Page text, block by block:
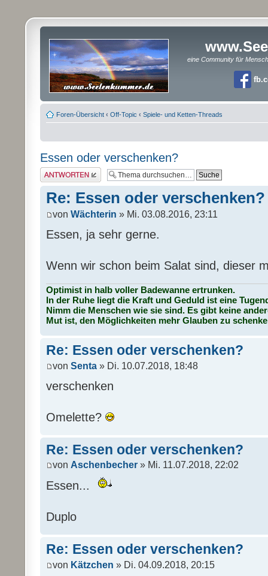
eine Community für
Foren-Übersicht ‹ Off-Topic ‹ Spiele- und Ketten-Threads
Essen oder verschenken?
Antwort erstellen
Re: Essen oder verschenken?
von Wächterin » Mi. 03.08.2016, 23:11
Essen, ja sehr gerne.
Wenn wir schon beim Salat sind, dieser
Optimist in halb voller Badewanne ertrunken.
In der Ruhe liegt die Kraft und Geduld ist eine
Nimm die Menschen wie sie sind. Es gibt keine
Mut ist, den Möglichkeiten mehr Glauben zu
Re: Essen oder verschenken?
von Senta » Di. 10.07.2018, 18:48
verschenken
Omelette?
Re: Essen oder verschenken?
von Aschenbecher » Mi. 11.07.2018, 22:02
Essen...
Duplo
Re: Essen oder verschenken?
von Kätzchen » Di. 04.09.2018, 20:15